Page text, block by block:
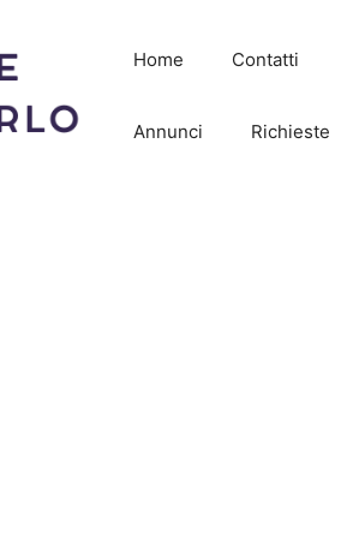
Home Contatti
Annunci Richieste